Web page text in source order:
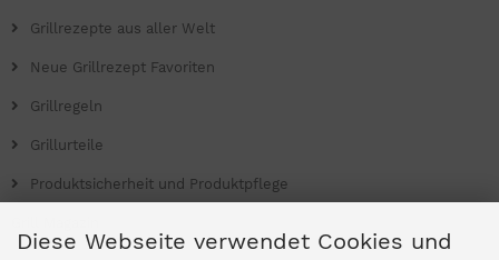
Grillrezepte aus aller Welt
Neue Grillrezept Favoriten
Grillregeln
Grillurteile
Produktsicherheit und Produktpflege
Diese Webseite verwendet Cookies und